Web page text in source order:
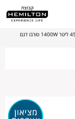
טוסטר אובן 45 ליטר 1400W טורבו דגם